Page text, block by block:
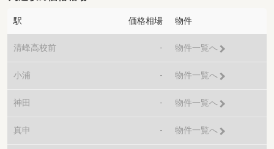
駅 価格相場 物件
清峰高校前 - 物件一覧へ
小浦 - 物件一覧へ
神田 - 物件一覧へ
真申 - 物件一覧へ